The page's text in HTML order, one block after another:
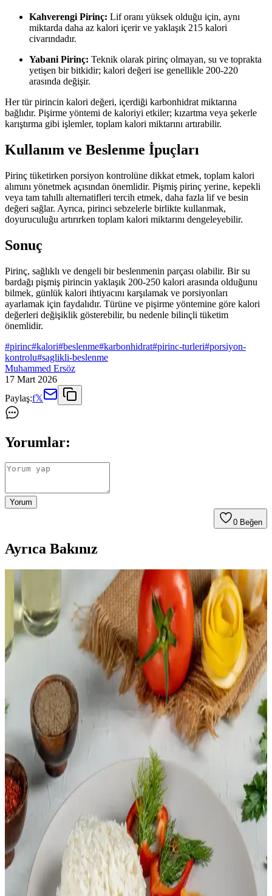
Kahverengi Pirinç: Lif oranı yüksek olduğu için, aynı
miktarda daha az kalori içerir ve yaklaşık 215 kalori
civarındadır.
Yabani Pirinç: Teknik olarak pirinç olmayan, su ve toprakta
yetişen bir bitkidir; kalori değeri ise genellikle 200-220
arasında değişir.
Her tür pirincin kalori değeri, içerdiği karbonhidrat miktarına
bağlıdır. Pişirme yöntemi de kaloriyi etkiler; kızartma veya şekerle
karıştırma gibi işlemler, toplam kalori miktarını artırabilir.
Kullanım ve Beslenme İpuçları
Pirinç tüketirken porsiyon kontrolüne dikkat etmek, toplam kalori
alımını yönetmek açısından önemlidir. Pişmiş pirinç yerine, kepekli
veya tam tahıllı alternatifleri tercih etmek, daha fazla lif ve besin
değeri sağlar. Ayrıca, pirinci sebzelerle birlikte kullanmak,
doyuruculuğu artırırken toplam kalori miktarını dengeleyebilir.
Sonuç
Pirinç, sağlıklı ve dengeli bir beslenmenin parçası olabilir. Bir su
bardağı pişmiş pirincin yaklaşık 200-250 kalori arasında olduğunu
bilmek, günlük kalori ihtiyacını karşılamak ve porsiyonları
ayarlamak için faydalıdır. Türüne ve pişirme yöntemine göre kalori
değerleri değişiklik gösterebilir, bu nedenle bilinçli tüketim
önemlidir.
#pirinc#kalori#beslenme#karbonhidrat#pirinc-turleri#porsiyon-
kontrolu#saglikli-beslenme
Muhammed Ersöz
17 Mart 2026
Paylaş:f𝕏
Yorumlar:
Yorum
0 Beğen
Ayrıca Bakınız
Basmati Pirinci Pişirme Teknikleri: Aromatik ve
Tane Tane Sonuçlar İçin Yöntemler
Basmati pirinci, doğru yıkama, ıslatma, su oranı ve baharat
kullanımıyla aromatik ve tane tane pişirilebilir. Haşlama ve emme
yöntemleri farklı dokular sunar, tadka ile aroma artırılır.
Dört Doların Altında Ekonomik Akşam Yemeği:
Tavuk Butları ve Jasmine Pirinciyle Lezzetli Menü
Tavuk butları, jasmine pirinci ve Rotel konservesi kullanılarak
porsiyon başına 1,79 dolara ekonomik ve lezzetli iki porsiyonluk
akşam yemeği hazırlanabilir. Toplu alışveriş ve etkili pişirme
yöntemleri maliyeti düşürür.
Et ve Pirinçle Hazırlanan Dünya Mutfağına Ait
Çeşitli Tarifler ve Baharat Kullanımları
Et ve pirinç temelinde, farklı baharatlar ve pişirme yöntemleriyle
hazırlanan dünya mutfağına ait çeşitli tarifler sunulmaktadır. Tarifler
esnek malzeme kullanımıyla zenginleşir.
Risotto Pişirme Süresi ve Teknikleri: Doğru Kıvam
ve Lezzet İçin Rehber
Risotto pişirme süresi tariflerde belirtilenden farklı olabilir. Pirinç
türü, stok sıcaklığı ve ısı kontrolü gibi faktörler süreci etkiler. Doğru